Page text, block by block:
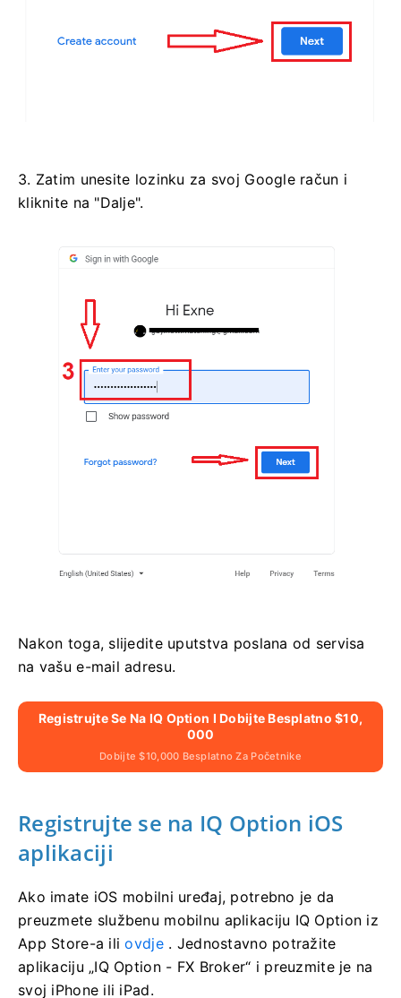
3. Zatim unesite lozinku za svoj Google račun i
kliknite na "Dalje".
Nakon toga, slijedite uputstva poslana od servisa
na vašu e-mail adresu.
Registrujte Se Na IQ Option I Dobijte Besplatno $10,
000
Dobijte $10,000 Besplatno Za Početnike
Registrujte se na IQ Option iOS
aplikaciji
Ako imate iOS mobilni uređaj, potrebno je da
preuzmete službenu mobilnu aplikaciju IQ Option iz
App Store-a iliovdje. Jednostavno potražite
aplikaciju „IQ Option - FX Broker“ i preuzmite je na
svoj iPhone ili iPad.